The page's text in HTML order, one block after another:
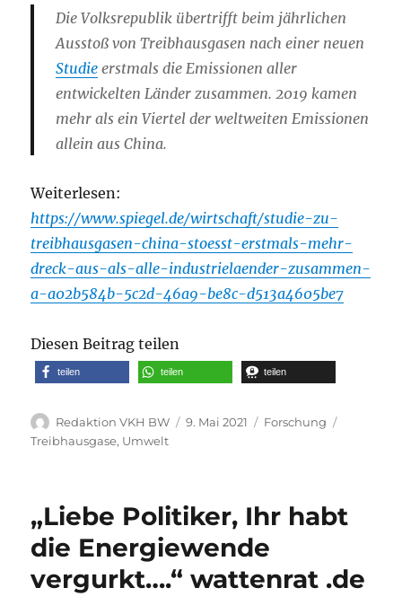
Die Volksrepublik übertrifft beim jährlichen
Ausstoß von Treibhausgasen nach einer neuen
Studie erstmals die Emissionen aller
entwickelten Länder zusammen. 2019 kamen
mehr als ein Viertel der weltweiten Emissionen
allein aus China.
Weiterlesen:
https://www.spiegel.de/wirtschaft/studie-zu-
treibhausgasen-china-stoesst-erstmals-mehr-
dreck-aus-als-alle-industrielaender-zusammen-
a-a02b584b-5c2d-46a9-be8c-d513a4605be7
Diesen Beitrag teilen
teilen teilen teilen
Autor
Redaktion VKH BW
Veröffentlicht
9. Mai 2021 Kategorien
Forschung
Treibhausgase, Umwelt
„Liebe Politiker, Ihr habt
die Energiewende
vergurkt….“ wattenrat .de